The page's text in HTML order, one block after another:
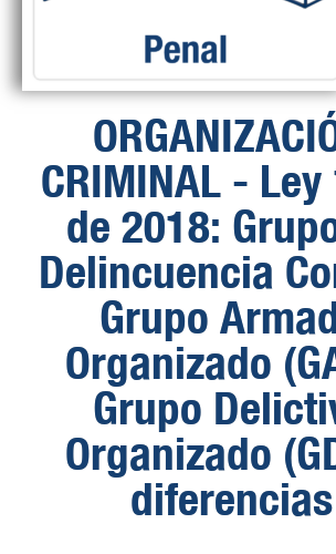
CRIMINAL -
de 2018:
Delincuencia
Grupo
Organizado
Grupo
Organizado
diferencias